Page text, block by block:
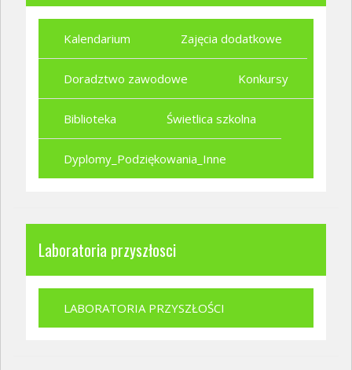
Kalendarium Zajęcia dodatkowe
Doradztwo zawodowe Konkursy
Biblioteka Świetlica szkolna
Dyplomy_Podziękowania_Inne
Laboratoria przyszłosci
LABORATORIA PRZYSZŁOŚCI